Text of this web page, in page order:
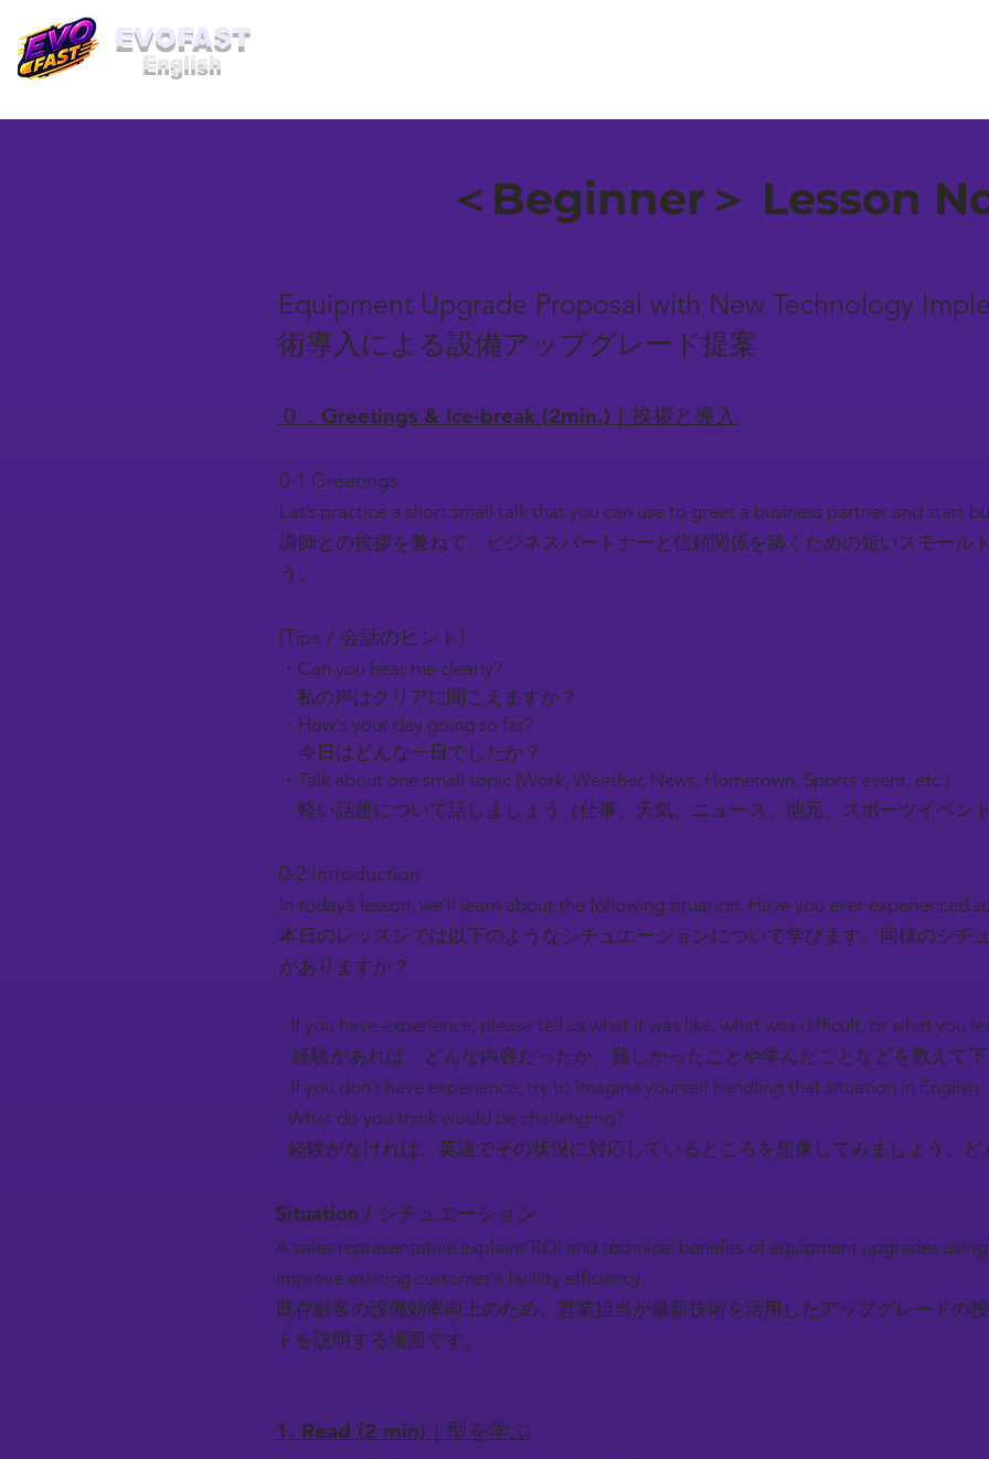
​EVOFAST
English
＜Beginner＞ Lesson
Equipment Upgrade Proposal with New Technology
術導入による設備アップグレード提案
０．Greetings & Ice-break (2min.)｜挨拶と導入
0-1 Greetings
Let’s practice a short small talk that you can use to greet a business partner and start
講師との挨拶を兼ねて、ビジネスパートナーと信頼関係を築くための短いスモール
う。
[Tips / 会話のヒント]
・Can you hear me clearly?
私の声はクリアに聞こえますか？
・How's your day going so far?
今日はどんな一日でしたか？
・Talk about one small topic (Work, Weather, News, Hometown, Sports event, etc.)
軽い話題について話しましょう（仕事、天気、ニュース、地元、スポーツイベント
0-2 Introduction​
In today’s lesson, we’ll learn about the following situation. Have you ever experienced
本日のレッスンでは以下のようなシチュエーションについて学びます。同様のシチ
がありますか？​
- If you have experience, please tell us what it was like, what was difficult, or what you
経験があれば、どんな内容だったか、難しかったことや学んだことなどを教えて下
- If you don’t have experience, try to imagine yourself handling that situation in English.
What do you think would be challenging?
経験がなければ、英語でその状況に対応しているところを想像してみましょう。ど
Situation / シチュエーション
A sales representative explains ROI and technical benefits of equipment upgrades
improve existing customer's facility efficiency.
既存顧客の設備効率向上のため、営業担当が最新技術を活用したアップグレードの
トを説明する場面です。
1. Read (2 min)｜型を学ぶ